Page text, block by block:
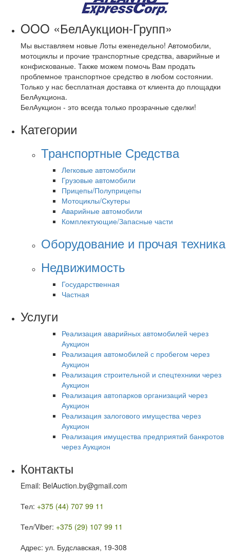
OOO «БелАукцион-Групп»
Мы выставляем новые Лоты еженедельно! Автомобили,
мотоциклы и прочие транспортные средства, аварийные и
конфискованые. Также можем помочь Вам продать
проблемное транспортное средство в любом состоянии.
Только у нас бесплатная доставка от клиента до площадки
БелАукциона.
БелАукцион - это всегда только прозрачные сделки!
Категории
Транспортные Средства
Легковые автомобили
Грузовые автомобили
Прицепы/Полуприцепы
Мотоциклы/Скутеры
Аварийные автомобили
Комплектующие/Запасные части
Оборудование и прочая техника
Недвижимость
Государственная
Частная
Услуги
Реализация аварийных автомобилей через
Аукцион
Реализация автомобилей с пробегом через
Аукцион
Реализация строительной и спецтехники через
Аукцион
Реализация автопарков организаций через
Аукцион
Реализация залогового имущества через
Аукцион
Реализация имущества предприятий банкротов
через Аукцион
Контакты
Email: BelAuction.by@gmail.com
Тел: +375 (44) 707 99 11
Тел/Viber: +375 (29) 107 99 11
Адрес: ул. Будславская, 19-308